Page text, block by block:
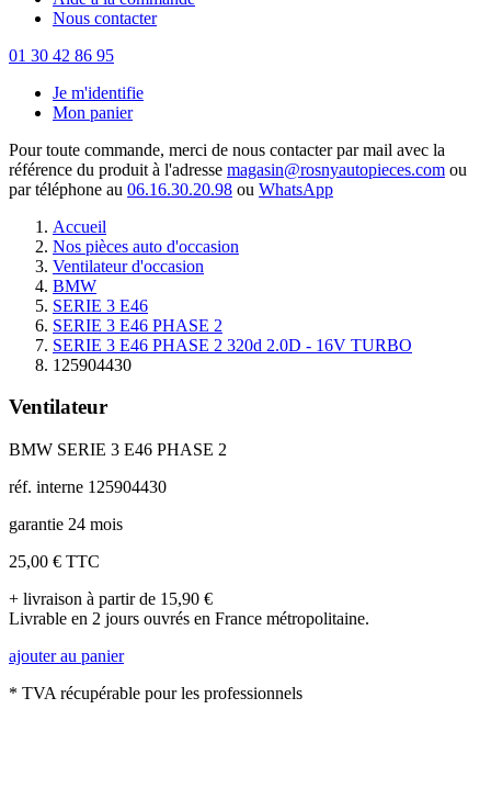
Nous contacter
01 30 42 86 95
Je m'identifie
Mon panier
Pour toute commande, merci de nous contacter par mail avec la
référence du produit à l'adresse magasin@rosnyautopieces.com ou
par téléphone au 06.16.30.20.98 ou WhatsApp
Accueil
Nos pièces auto d'occasion
Ventilateur d'occasion
BMW
SERIE 3 E46
SERIE 3 E46 PHASE 2
SERIE 3 E46 PHASE 2 320d 2.0D - 16V TURBO
125904430
Ventilateur
BMW SERIE 3 E46 PHASE 2
réf. interne 125904430
garantie 24 mois
25,00 € TTC
+ livraison à partir de 15,90 €
Livrable en 2 jours ouvrés en France métropolitaine.
ajouter au panier
* TVA récupérable pour les professionnels